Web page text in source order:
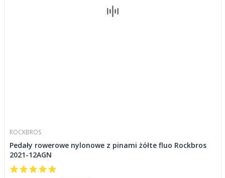
ROCKBROS
Pedały rowerowe nylonowe z pinami żółte fluo Rockbros
2021-12AGN